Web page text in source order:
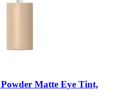
Matte Eye Tint,